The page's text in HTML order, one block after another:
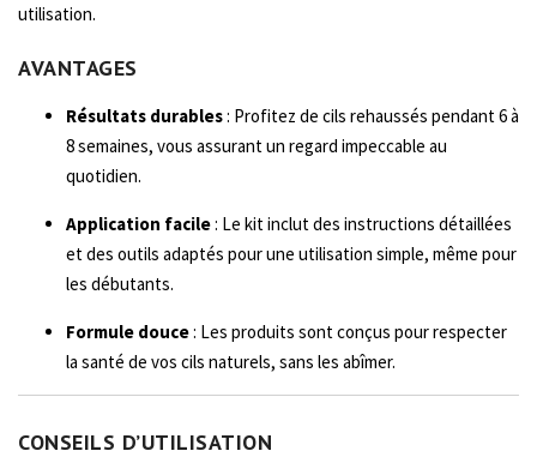
utilisation.
AVANTAGES
Résultats durables: Profitez de cils rehaussés pendant 6 à
8 semaines, vous assurant un regard impeccable au
quotidien.
Application facile: Le kit inclut des instructions détaillées
et des outils adaptés pour une utilisation simple, même pour
les débutants.
Formule douce: Les produits sont conçus pour respecter
la santé de vos cils naturels, sans les abîmer.
CONSEILS D’UTILISATION